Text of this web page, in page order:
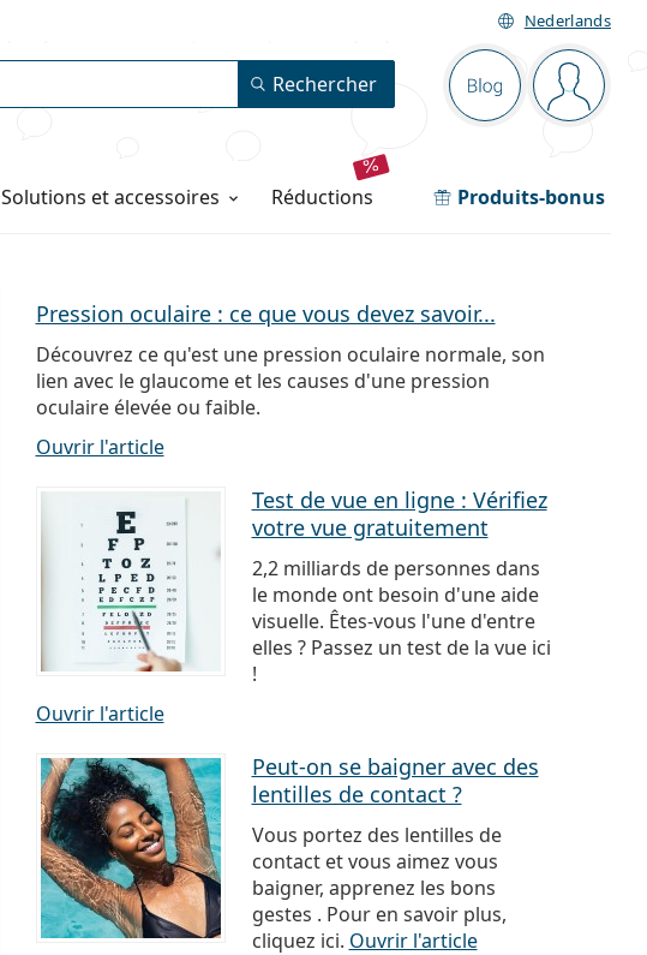
Nederlands
Barre de
Blog Vous
Rechercher
Solutions et accessoires réductions Produits-bonus
Pression oculaire : ce que vous devez savoir...
Découvrez ce qu'est une pression oculaire normale, son
lien avec le glaucome et les causes d'une pression
oculaire élevée ou faible.
Ouvrir l'article
Test de vue en ligne : Vérifiez
votre vue gratuitement
2,2 milliards de personnes dans
le monde ont besoin d'une aide
visuelle. Êtes-vous l'une d'entre
elles ? Passez un test de la vue ici
!
Ouvrir l'article
Peut-on se baigner avec des
lentilles de contact ?
Vous portez des lentilles de
contact et vous aimez vous
baigner, apprenez les bons
gestes . Pour en savoir plus,
cliquez ici. Ouvrir l'article